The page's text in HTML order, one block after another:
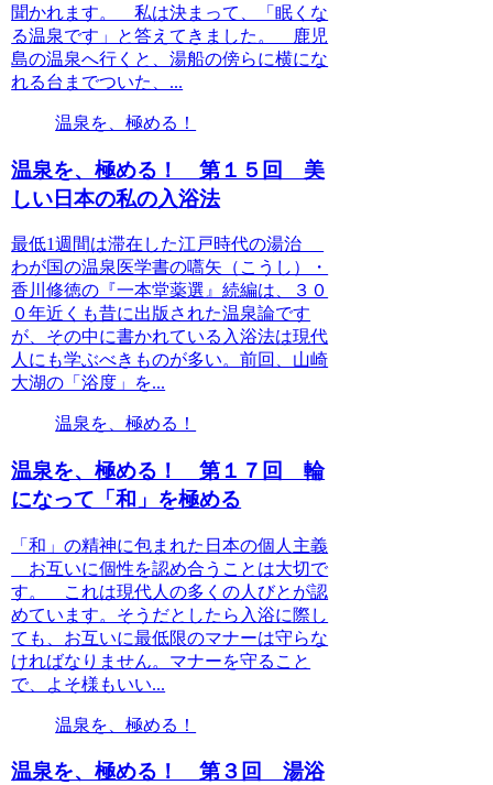
聞かれます。 私は決まって、「眠くな
る温泉です」と答えてきました。 鹿児
島の温泉へ行くと、湯船の傍らに横にな
れる台までついた、...
温泉を、極める！
温泉を、極める！ 第１５回 美
しい日本の私の入浴法
最低1週間は滞在した江戸時代の湯治
わが国の温泉医学書の嚆矢（こうし）・
香川修徳の『一本堂薬選』続編は、３０
０年近くも昔に出版された温泉論です
が、その中に書かれている入浴法は現代
人にも学ぶべきものが多い。前回、山崎
大湖の「浴度」を...
温泉を、極める！
温泉を、極める！ 第１７回 輪
になって「和」を極める
「和」の精神に包まれた日本の個人主義
お互いに個性を認め合うことは大切で
す。 これは現代人の多くの人びとが認
めています。そうだとしたら入浴に際し
ても、お互いに最低限のマナーは守らな
ければなりません。マナーを守ること
で、よそ様もいい...
温泉を、極める！
温泉を、極める！ 第３回 湯浴